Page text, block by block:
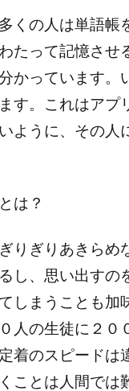
くの人は単語帳
たって記憶さ
かっています
す。これはアプ
ように、その人
は？
りぎりあきらめ
し、思い出す
しまうことも
人の生徒に２
着のスピード
ことは人間では